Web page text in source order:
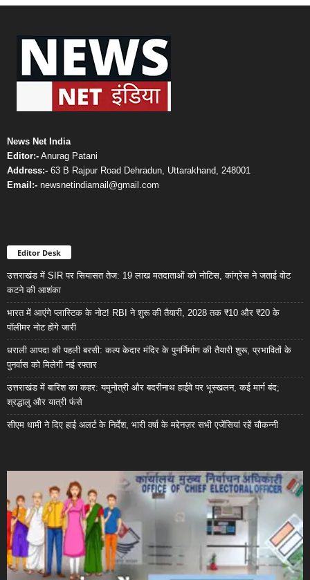
News Net India
Editor:- Anurag Patani
Address:- 63 B Rajpur Road Dehradun, Uttarakhand, 248001
Email:- newsnetindiamail@gmail.com
Editor Desk
उत्तराखंड में SIR पर सियासत तेज: 19 लाख मतदाताओं को नोटिस, कांग्रेस ने जताई वोट
कटने की आशंका
भारत में आएंगे प्लास्टिक के नोट! RBI ने शुरू की तैयारी, 2028 तक ₹10 और ₹20 के
पॉलीमर नोट होंगे जारी
धराली आपदा की पहली बरसी: कल्प केदार मंदिर के पुनर्निर्माण की तैयारी शुरू, प्रभावितों के
पुनर्वास को मिलेगी नई रफ्तार
उत्तराखंड में बारिश का कहर: यमुनोत्री और बदरीनाथ हाईवे पर भूस्खलन, कई मार्ग बंद;
श्रद्धालु और यात्री फंसे
सीएम धामी ने दिए हाई अलर्ट के निर्देश, भारी वर्षा के मद्देनज़र सभी एजेंसियां रहें चौकन्नी